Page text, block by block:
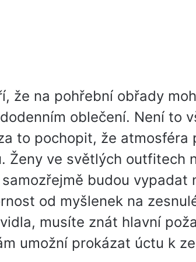
že na pohřební obřady
oblečení. Není to
to pochopit, že atmosféra
Ženy ve světlých outfitech
budou vypadat
od myšlenek na
musíte znát hlavní
umožní prokázat úctu k